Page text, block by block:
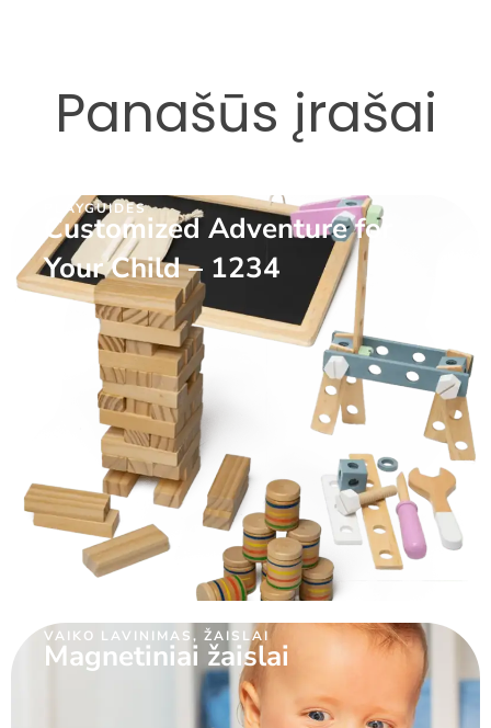
Panašūs įrašai
PLAYGUIDES
Customized Adventure for
Your Child – 1234
VAIKO LAVINIMAS, ŽAISLAI
Magnetiniai žaislai